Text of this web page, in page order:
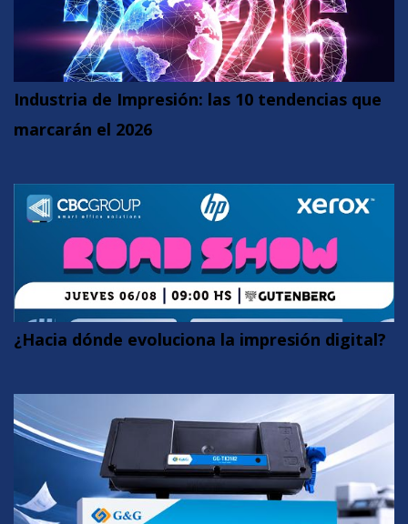
Industria de Impresión: las 10 tendencias que
marcarán el 2026
¿Hacia dónde evoluciona la impresión digital?